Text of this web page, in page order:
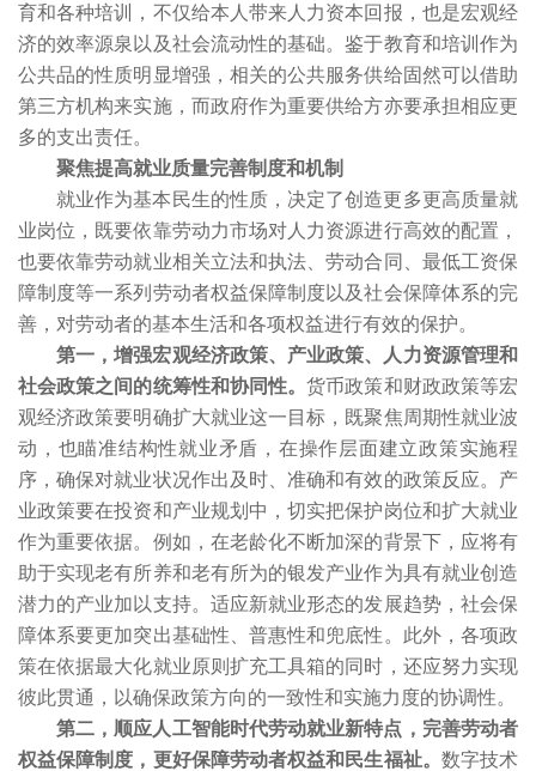
育和各种培训，不仅给本人带来人力资本回报，也是宏观经
济的效率源泉以及社会流动性的基础。鉴于教育和培训作为
公共品的性质明显增强，相关的公共服务供给固然可以借助
第三方机构来实施，而政府作为重要供给方亦要承担相应更
多的支出责任。
聚焦提高就业质量完善制度和机制
就业作为基本民生的性质，决定了创造更多更高质量就
业岗位，既要依靠劳动力市场对人力资源进行高效的配置，
也要依靠劳动就业相关立法和执法、劳动合同、最低工资保
障制度等一系列劳动者权益保障制度以及社会保障体系的完
善，对劳动者的基本生活和各项权益进行有效的保护。
第一，增强宏观经济政策、产业政策、人力资源管理和
社会政策之间的统筹性和协同性。货币政策和财政政策等宏
观经济政策要明确扩大就业这一目标，既聚焦周期性就业波
动，也瞄准结构性就业矛盾，在操作层面建立政策实施程
序，确保对就业状况作出及时、准确和有效的政策反应。产
业政策要在投资和产业规划中，切实把保护岗位和扩大就业
作为重要依据。例如，在老龄化不断加深的背景下，应将有
助于实现老有所养和老有所为的银发产业作为具有就业创造
潜力的产业加以支持。适应新就业形态的发展趋势，社会保
障体系要更加突出基础性、普惠性和兜底性。此外，各项政
策在依据最大化就业原则扩充工具箱的同时，还应努力实现
彼此贯通，以确保政策方向的一致性和实施力度的协调性。
第二，顺应人工智能时代劳动就业新特点，完善劳动者
权益保障制度，更好保障劳动者权益和民生福祉。 数字技术